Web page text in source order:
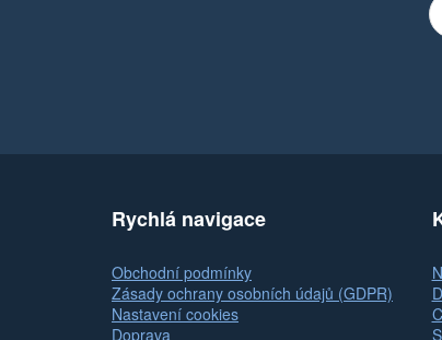
Rychlá navigace
Obchodní podmínky
Zásady ochrany osobních údajů (GDPR)
Nastavení cookies
Doprava